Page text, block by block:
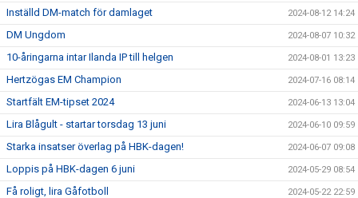
Inställd DM-match för damlaget 2024-08-12 14:24
DM Ungdom 2024-08-07 10:32
10-åringarna intar Ilanda IP till helgen 2024-08-01 13:23
Hertzögas EM Champion 2024-07-16 08:14
Startfält EM-tipset 2024 2024-06-13 13:04
Lira Blågult - startar torsdag 13 juni 2024-06-10 09:59
Starka insatser överlag på HBK-dagen! 2024-06-07 09:08
Loppis på HBK-dagen 6 juni 2024-05-29 08:54
Få roligt, lira Gåfotboll 2024-05-22 22:59